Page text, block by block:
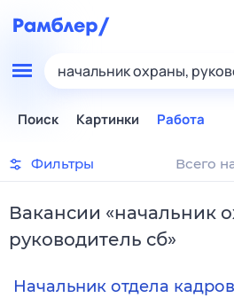
начальник охраны,
Поиск Картинки Работа
Фильтры Всего
Вакансии «начальник
руководитель сб»
Начальник отдела